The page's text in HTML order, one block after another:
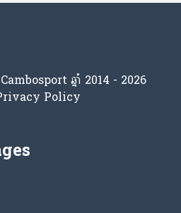
ឆ្នាំ 2014 - 2026
Policy